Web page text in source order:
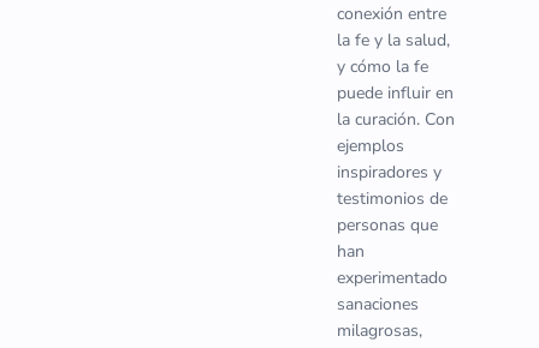
conexión entre
la fe y la salud,
y cómo la fe
puede influir en
la curación. Con
ejemplos
inspiradores y
testimonios de
personas que
han
experimentado
sanaciones
milagrosas,